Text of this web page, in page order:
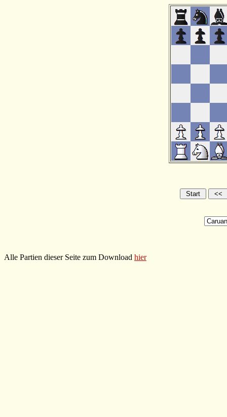
Alle Partien dieser Seite zum Download hier